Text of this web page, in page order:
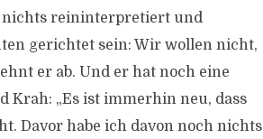
nichts reininterpretiert und
gerichtet sein: Wir wollen nicht,
er ab. Und er hat noch eine
Krah: „Es ist immerhin neu, dass
Davor habe ich davon noch nichts